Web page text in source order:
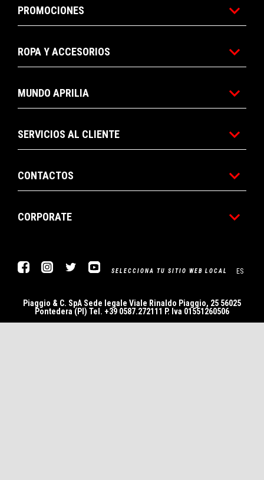
PROMOCIONES
ROPA Y ACCESORIOS
MUNDO APRILIA
SERVICIOS AL CLIENTE
CONTACTOS
CORPORATE
FacebookInstagram
Twitter YouTube
SELECCIONA TU SITIO WEB LOCAL ES
Piaggio & C. SpA Sede legale Viale Rinaldo Piaggio, 25 56025
Pontedera (PI) Tel. +39 0587.272111 P. Iva 01551260506